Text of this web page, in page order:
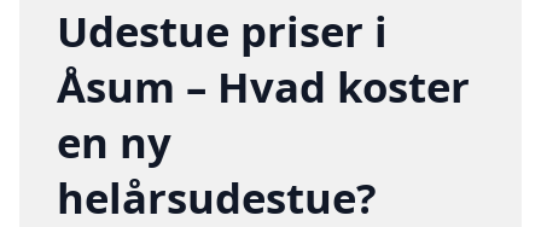
Udestue priser i
Åsum – Hvad koster
en ny
helårsudestue?